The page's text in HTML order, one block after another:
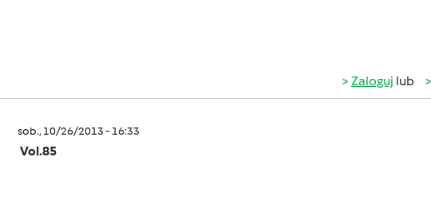
Zaloguj lub
sob., 10/26/2013 - 16:33
Vol.85